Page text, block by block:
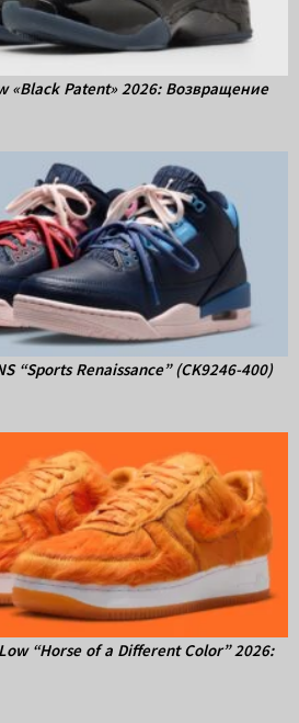
«Black Patent» 2026: Возвращение
“Sports Renaissance” (CK9246-400)
“Horse of a Different Color” 2026: